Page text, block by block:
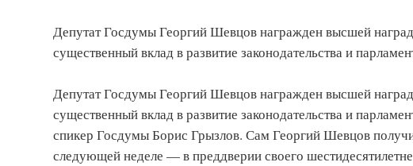
Депутат Госдумы Георгий Шевцов награжден высшей
существенный вклад в развитие законодательства и
Депутат Госдумы Георгий Шевцов награжден высшей
существенный вклад в развитие законодательства и
спикер Госдумы Борис Грызлов. Сам Георгий Шевцов
следующей неделе — в преддверии своего